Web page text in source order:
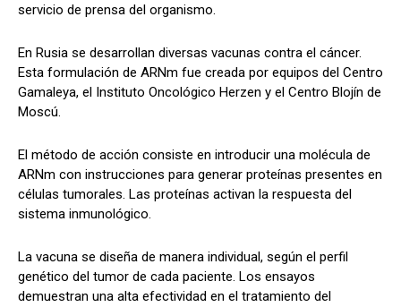
servicio de prensa del organismo.
En Rusia se desarrollan diversas vacunas contra el cáncer.
Esta formulación de ARNm fue creada por equipos del Centro
Gamaleya, el Instituto Oncológico Herzen y el Centro Blojín de
Moscú.
El método de acción consiste en introducir una molécula de
ARNm con instrucciones para generar proteínas presentes en
células tumorales. Las proteínas activan la respuesta del
sistema inmunológico.
La vacuna se diseña de manera individual, según el perfil
genético del tumor de cada paciente. Los ensayos
demuestran una alta efectividad en el tratamiento del